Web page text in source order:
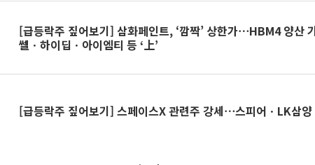
[급등락주 짚어보기] 삼화페인트, ‘깜짝’ 상한가⋯HBM4 양산
쎌ㆍ하이딥ㆍ아이엠티 등 ‘上’
[급등락주 짚어보기] 스페이스X 관련주 강세⋯스피어ㆍLK삼